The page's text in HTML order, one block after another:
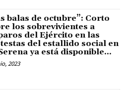
balas de octubre”: Corto
los sobrevivientes a
del Ejército en las
del estallido social en
ya está disponible...
2023